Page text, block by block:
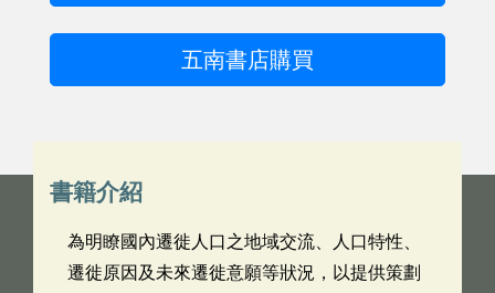
五南書店購買
書籍介紹
為明瞭國內遷徙人口之地域交流、人口特性、
遷徙原因及未來遷徙意願等狀況，以提供策劃